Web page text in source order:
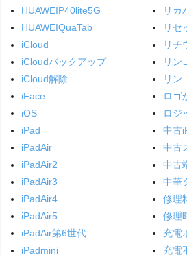
HUAWEIP40lite5G
HUAWEIQuaTab
iCloud
iCloudバックアップ
iCloud解除
iFace
iOS
iPad
iPadAir
iPadAir2
iPadAir3
iPadAir4
iPadAir5
iPadAir第6世代
iPadmini
リカ
リセ
リチ
リン
リン
ロゴ
ロジ
中古
中古
中古
中華
修理
修理
充電
充電